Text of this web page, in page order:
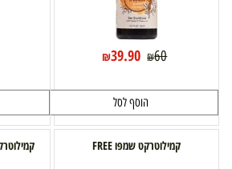
₪60
₪39.90
הוסף לסל
קמילוטרקט שמפו FREE